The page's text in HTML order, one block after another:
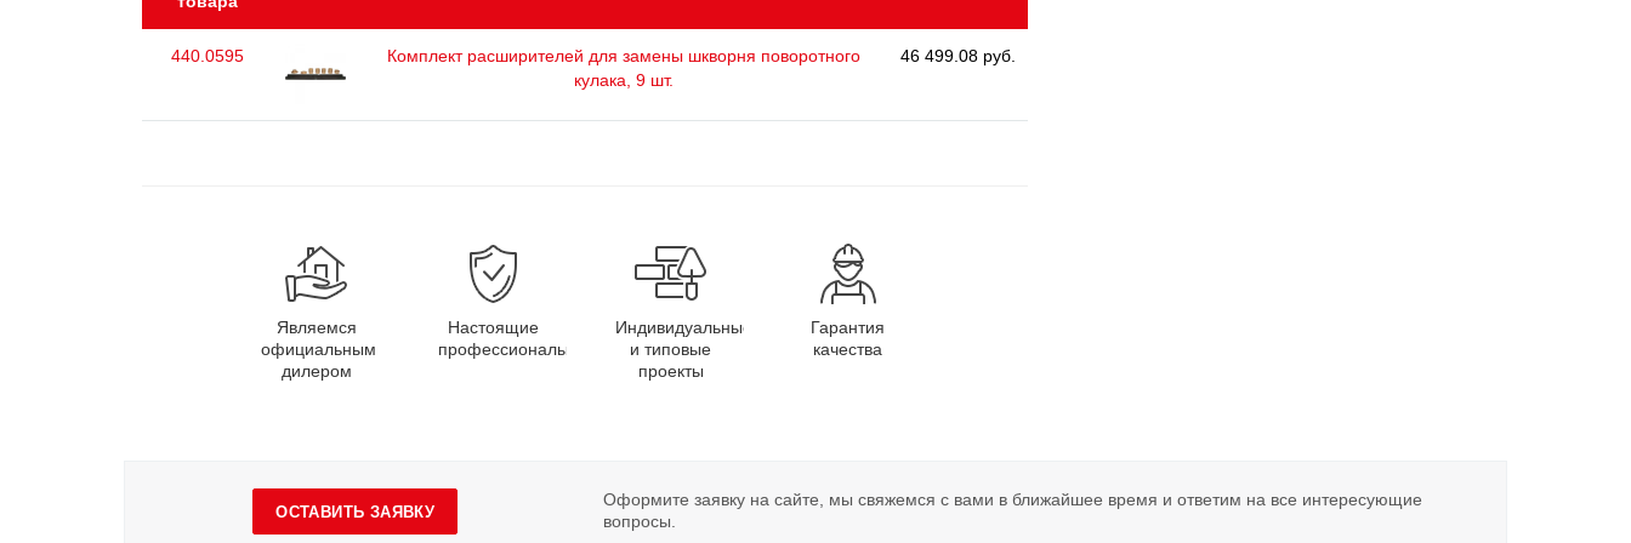
440.0595
Комплект расширителей для замены шкворня поворотного
кулака, 9 шт.
46 499.08 руб.
Являемся
официальным
дилером
Настоящие
профессионалы
Индивидуальные
и типовые
проекты
Гарантия
качества
ОСТАВИТЬ ЗАЯВКУ
Оформите заявку на сайте, мы свяжемся с вами в ближайшее время и ответим на все интересующие
вопросы.